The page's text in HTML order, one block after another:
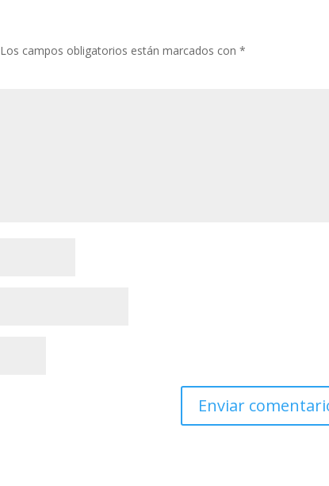
Los campos obligatorios están marcados con*